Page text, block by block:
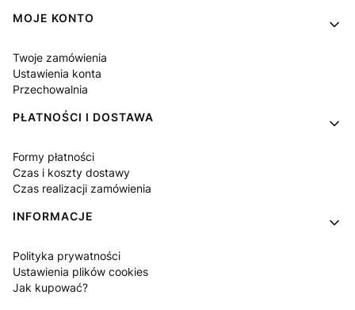
MOJE KONTO
Twoje zamówienia
Ustawienia konta
Przechowalnia
PŁATNOŚCI I DOSTAWA
Formy płatności
Czas i koszty dostawy
Czas realizacji zamówienia
INFORMACJE
Polityka prywatności
Ustawienia plików cookies
Jak kupować?